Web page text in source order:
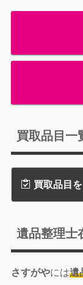
買取品目一
買取品目を
遺品整理士
さすがやには遺